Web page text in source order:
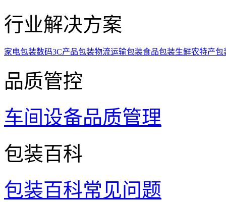
行业解决方案
家电包装数码3C产品包装物流运输包装食品包装生鲜农特产包
品质管控
车间设备品质管理
包装百科
包装百科常见问题